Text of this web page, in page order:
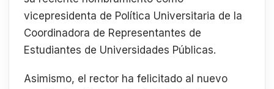
vicepresidenta de Política Universitaria de la
Coordinadora de Representantes de
Estudiantes de Universidades Públicas.
Asimismo, el rector ha felicitado al nuevo